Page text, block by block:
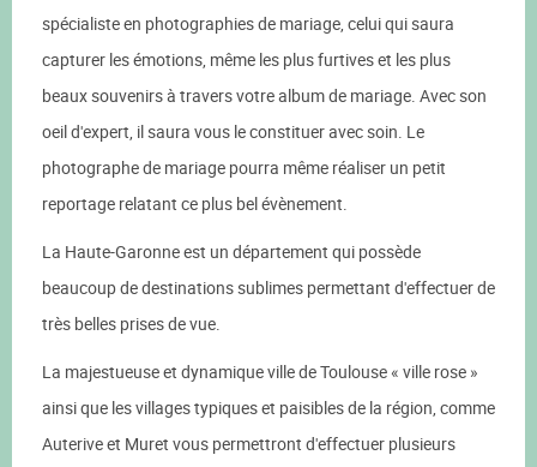
spécialiste en photographies de mariage, celui qui saura
capturer les émotions, même les plus furtives et les plus
beaux souvenirs à travers votre album de mariage. Avec son
oeil d'expert, il saura vous le constituer avec soin. Le
photographe de mariage pourra même réaliser un petit
reportage relatant ce plus bel évènement.
La Haute-Garonne est un département qui possède
beaucoup de destinations sublimes permettant d'effectuer de
très belles prises de vue.
La majestueuse et dynamique ville de Toulouse « ville rose »
ainsi que les villages typiques et paisibles de la région, comme
Auterive et Muret vous permettront d'effectuer plusieurs